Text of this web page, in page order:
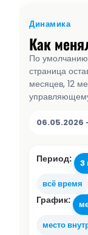
Динамика
Как
По умолчанию
страница
месяцев, 12
06.05.2026
Период: 3
всё время
График:
место